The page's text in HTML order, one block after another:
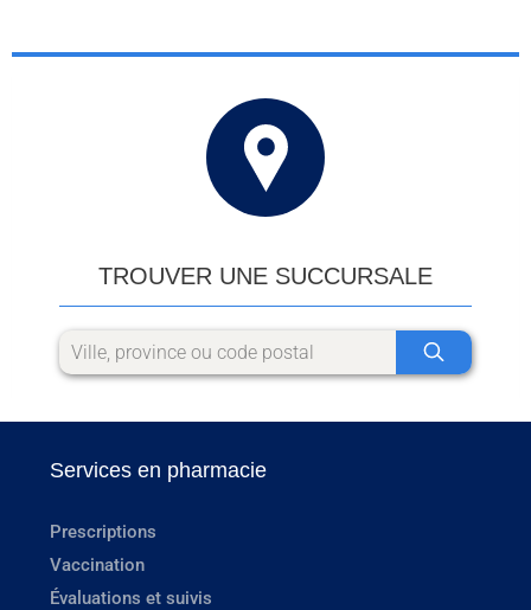
TROUVER UNE SUCCURSALE
Services en pharmacie
Prescriptions
Vaccination
Évaluations et suivis